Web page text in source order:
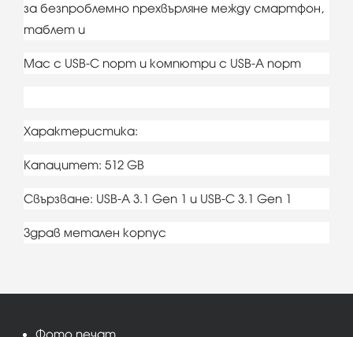
за безпроблемно прехвърляне между смартфон,
таблет и
Mac с USB-C порт и компютри с USB-A порт
Характеристика:
Капацитет: 512 GB
Свързване: USB-A 3.1 Gen 1 и USB-C 3.1 Gen 1
Здрав метален корпус
Фото печат